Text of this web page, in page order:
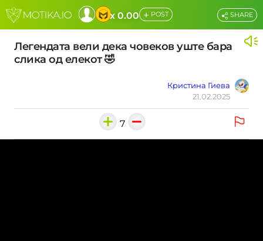
x 0.00 + POST
Легендата вели дека човеков уште бара
слика од елекот 🤣
Кристина Гиева
21.02.2025
SHARE
7